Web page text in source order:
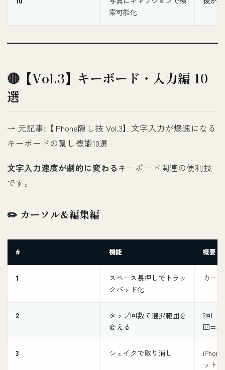
索可能化
🔴【Vol.3】キーボード・入力編 10
選
→ 元記事: 【iPhone隠し技 Vol.3】文字入力が爆速になる
キーボードの隠し機能10選
文字入力速度が劇的に変わる キーボード関連の便利技
です。
✏️ カーソル&編集編
# 機能 概要
1
スペース長押しでトラッ
クパッド化
カー
2
タップ回数で選択範囲を
変える
2回=
回=段
3 シェイクで取り消し
ット